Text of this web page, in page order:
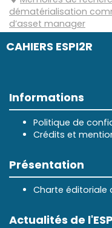
CAHIERS ESPI2R
dématérialisation
d’asset manager
Informations
Politique de
Crédits et
Présentation
Charte éditoriale
Actualités de